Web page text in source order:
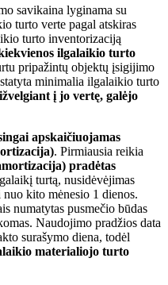
savikaina lyginama su
turto verte pagal atskiras
turto inventorizaciją
ilgalaikio turto
pripažintų objektų įsigijimo
minimalia ilgalaikio turto
į jo vertę, galėjo
apskaičiuojamas
. Pirmiausia reikia
pradėtas
turtą, nusidėvėjimas
kito mėnesio 1 dienos.
numatytas pusmečio būdas
Naudojimo pradžios data
surašymo diena, todėl
materialiojo turto